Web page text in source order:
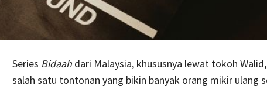
Series Bidaahdari Malaysia, khususnya lewat tokoh
salah satu tontonan yang bikin banyak orang mikir ulang